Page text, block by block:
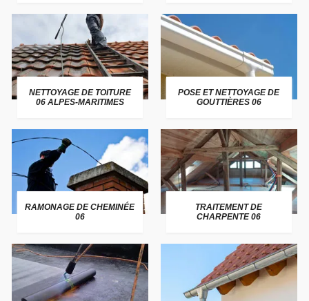
NETTOYAGE DE TOITURE
06 ALPES-MARITIMES
POSE ET NETTOYAGE DE
GOUTTIÈRES 06
RAMONAGE DE CHEMINÉE
06
TRAITEMENT DE
CHARPENTE 06